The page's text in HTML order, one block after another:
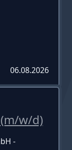
06.08.2026
(m/w/d)
-